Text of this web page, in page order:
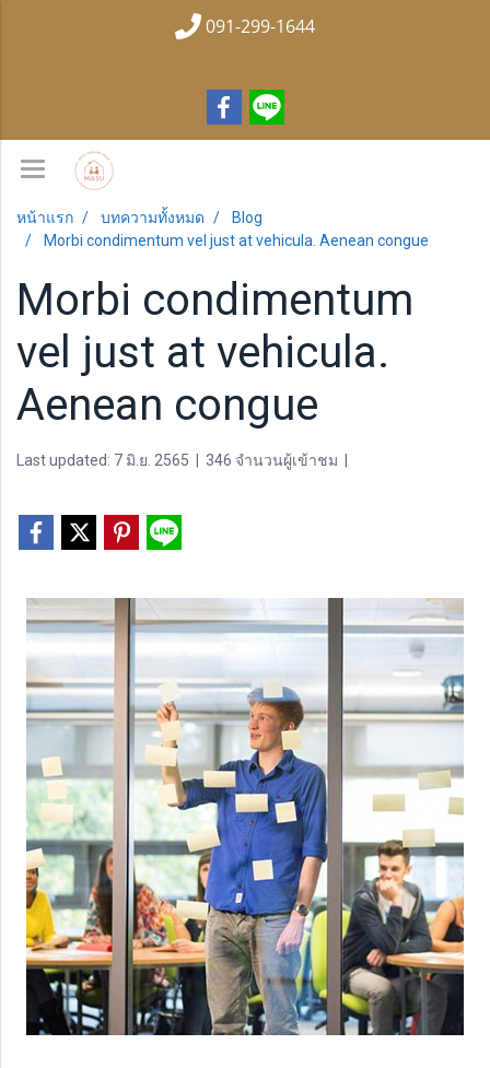
091-299-1644
หน้าแรก บทความทั้งหมด
Blog
Morbi condimentum vel just at vehicula. Aenean congue
Morbi condimentum
vel just at vehicula.
Aenean congue
Last updated: 7 มิ.ย. 2565 346 จำนวนผู้เข้าชม